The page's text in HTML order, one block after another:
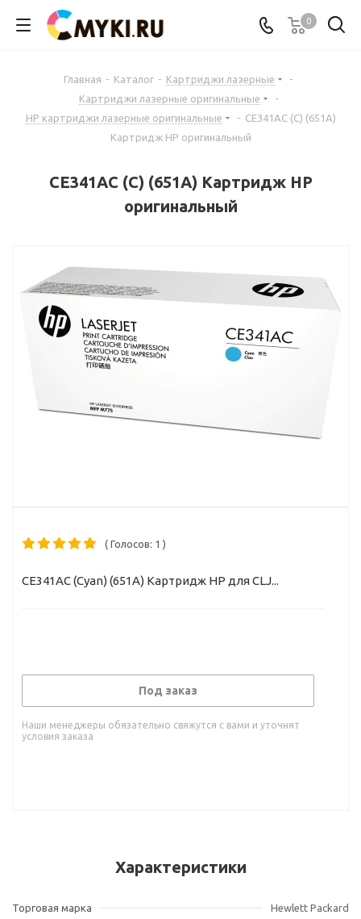
0
Главная - Каталог - Картриджи лазерные
-
Картриджи лазерные оригинальные
-
HP картриджи лазерные оригинальные
- CE341AC (C) (651A)
Картридж HP оригинальный
CE341AC (C) (651A) Картридж HP
оригинальный
( Голосов: 1 )
CE341AC (Cyan) (651A) Картридж HP для CLJ...
Под заказ
Наши менеджеры обязательно свяжутся с вами и уточнят
условия заказа
Характеристики
Торговая марка
Hewlett Packard